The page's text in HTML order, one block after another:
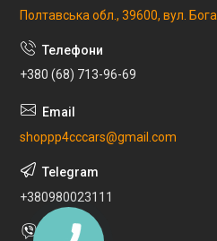
Полтавська обл., 39600, вул.
+380 (68) 713-96-69
shoppp4cccars@gmail.com
+380980023111